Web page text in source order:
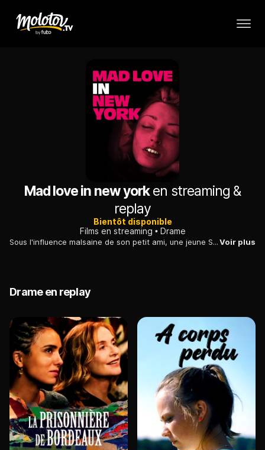
Mad love in new yorken streaming &
replay
Bientôt disponible
Films en streaming
Drame
Sous l'influence malsaine de son petit ami, une jeune SDF erre dans les rues de New York à la rechercher d'argent pour acheter ses doses d'héroïne.Voir plus
Drame en replay